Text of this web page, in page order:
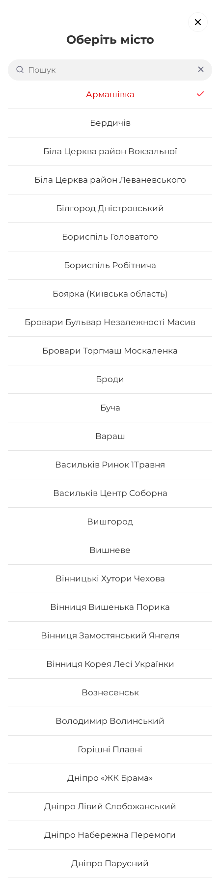
Оберіть місто
Армашівка
Бердичів
Біла Церква район Вокзальної
Біла Церква район Леваневського
Білгород Дністровський
Бориспіль Головатого
Бориспіль Робітнича
Боярка (Київська область)
Бровари Бульвар Незалежності Масив
Бровари Торгмаш Москаленка
Броди
Буча
Вараш
Васильків Ринок 1Травня
Васильків Центр Соборна
Вишгород
Вишневе
Вінницькі Хутори Чехова
Вінниця Вишенька Порика
Вінниця Замостянський Янгеля
Вінниця Корея Лесі Українки
Вознесенськ
Володимир Волинський
Горішні Плавні
Дніпро «ЖК Брама»
Дніпро Лівий Слобожанський
Дніпро Набережна Перемоги
Дніпро Парусний
Доставка суші в
Сьоме Небо
Каліфорнія
Каліфорнія з лососем
Вага: 255 г Склад: норі, рис, тобіко, лосось, ср
Каліфорнія з лососем в ікрі
Вага: 255 г Склад: норі, рис, огірок, авокадо, тобіко
₴
Каліфорнія з копченим лососем
Вага: 265 г. Склад: норі, рис, копчений лосось,